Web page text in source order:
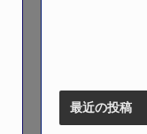
最近の投稿